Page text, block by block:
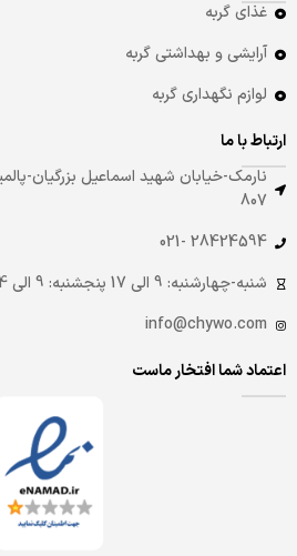
غذای گربه
آرایشی و بهداشتی گربه
لوازم نگهداری گربه
ارتباط با ما
807
28424594 -021
شنبه-چهارشنبه: 9 الی 17 پنجشنبه: 9 الی 14
info@chywo.com
اعتماد شما افتخار ماست